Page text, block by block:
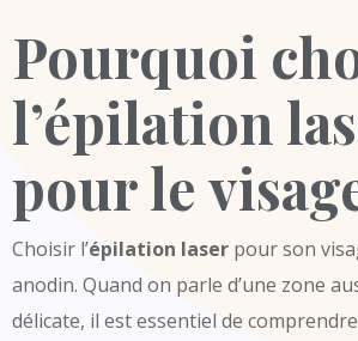
Pourquoi
l’épilation
pour le
Choisir l’épilation laser pour son
anodin. Quand on parle d’une zone
délicate, il est essentiel de